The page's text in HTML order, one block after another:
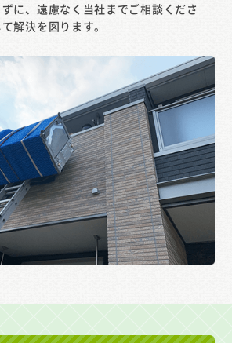
に、遠慮なく当社までご相談くださ
解決を図ります。